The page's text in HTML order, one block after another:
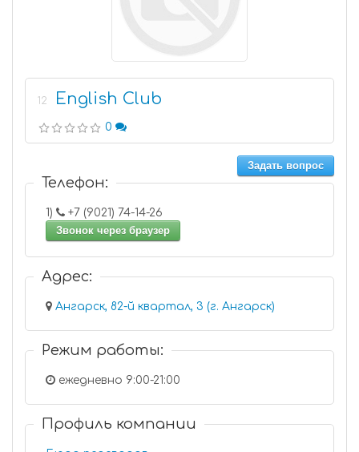
12 English Club
0
Задать вопрос
Телефон:
1)
+7 (9021) 74-14-26
Звонок через браузер
Адрес:
Ангарск, 82-й квартал, 3 (г. Ангарск)
Режим работы:
ежедневно 9:00-21:00
Профиль компании